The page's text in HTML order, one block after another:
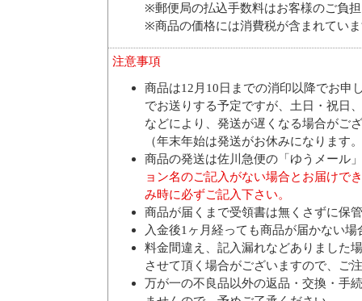
※郵便局の払込手数料はお客様のご負
※商品の価格には消費税が含まれてい
注意事項
商品は12月10日までの消印以降でお申
でお送りする予定ですが、土日・祝日
などにより、発送が遅くなる場合がご
（年末年始は発送がお休みになります
商品の発送は佐川急便の「ゆうメール
ョン名のご記入がない場合とお届けで
み時に必ずご記入下さい。
商品が届くまで受領書は無くさずに保
入金後1ヶ月経っても商品が届かない
料金間違え、記入漏れなどありました
させて頂く場合がございますので、ご
万が一の不良品以外の返品・交換・手